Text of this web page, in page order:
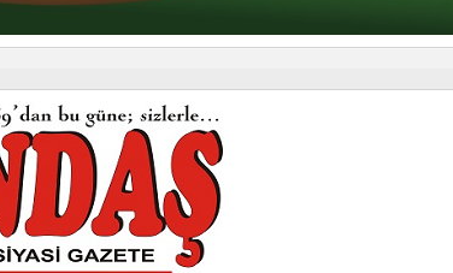
yaşandı!